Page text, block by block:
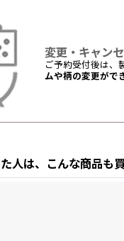
変更・キャン
ご予約受付後は、
ムや柄の変更がで
人は、こんな商品も